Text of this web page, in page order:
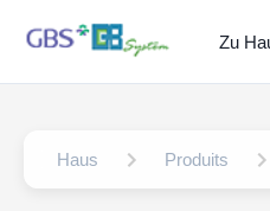
Zu
Haus Produits